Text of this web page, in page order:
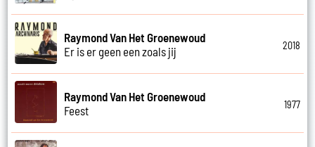
Raymond Van Het Groenewoud
Er is er geen een zoals jij
2018
Raymond Van Het Groenewoud
Feest
1977